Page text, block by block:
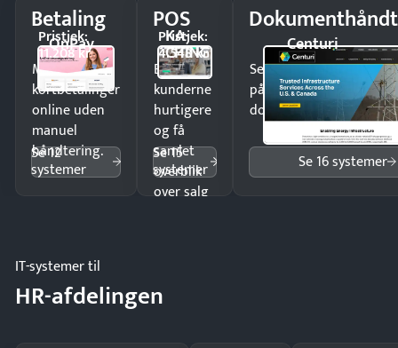
Betaling
OnPay
Pristjek:
11.208 kr
Modtag
kortbetalinger
online uden
manuel
håndtering.
Se 12
systemer
POS
KA-
CHING
Pristjek:
4.548 kr
Ekspedér
kunderne
hurtigere
og få
samlet
overblik
over salg
Se 15
systemer
Centuri
Send kontrakter til
på minutter og mist
dokumenter.
Se 16 systemer
IT-systemer til
HR-afdelingen